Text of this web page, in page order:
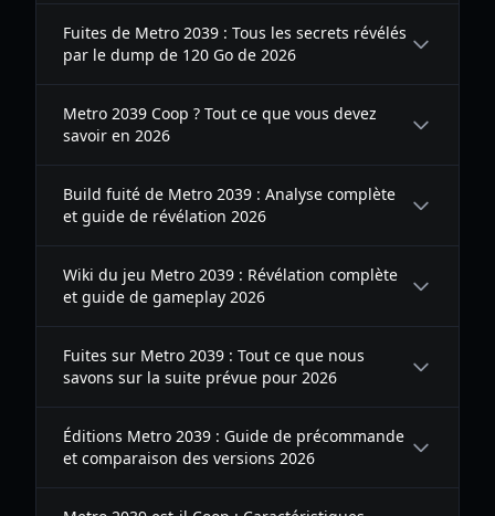
Fuites de Metro 2039 : Tous les secrets révélés
par le dump de 120 Go de 2026
Metro 2039 Coop ? Tout ce que vous devez
savoir en 2026
Build fuité de Metro 2039 : Analyse complète
et guide de révélation 2026
Wiki du jeu Metro 2039 : Révélation complète
et guide de gameplay 2026
Fuites sur Metro 2039 : Tout ce que nous
savons sur la suite prévue pour 2026
Éditions Metro 2039 : Guide de précommande
et comparaison des versions 2026